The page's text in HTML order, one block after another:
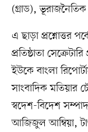
(গ্রাড), ভূরাজনৈতিক
এ ছাড়া প্রশ্নোত্তর
প্রতিষ্ঠাতা
ইউকে বাংলা
সাংবাদিক মতিয়ার
স্বদেশ-বিদেশ
আজিজুল আম্বিয়া,